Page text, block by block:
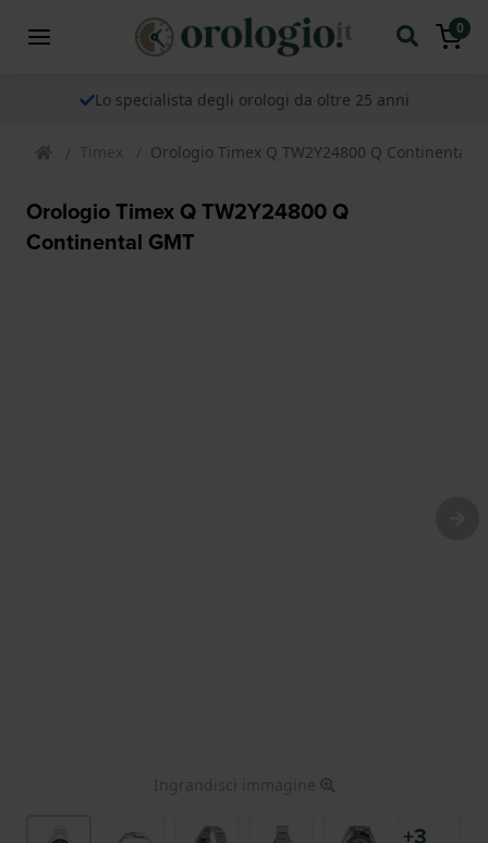
0
Lo specialista degli orologi da oltre 25 anni
Timex Orologio Timex Q TW2Y24800 Q Continental
Orologio Timex Q TW2Y24800 Q
Continental GMT
Ingrandisci immagine
+3